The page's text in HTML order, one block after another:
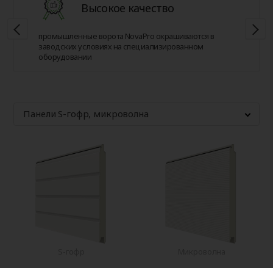
Высокое качество
промышленные ворота NovaPro окрашиваются в
заводских условиях на специализированном
оборудовании
Панели S-гофр, микроволна